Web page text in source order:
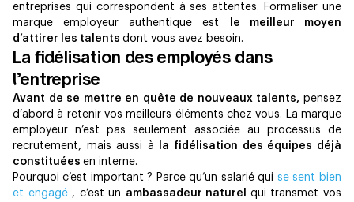
entreprises qui correspondent à ses attentes. Formaliser une
marque employeur authentique est
le meilleur moyen
d’attirer les talents dont vous avez besoin.
La fidélisation des employés dans
l’entreprise
Avant de se mettre en quête de nouveaux talents, pensez
d’abord à retenir vos meilleurs éléments chez vous. La marque
employeur n’est pas seulement associée au processus de
recrutement, mais aussi à
la fidélisation des équipes déjà
constituées en interne.
Pourquoi c’est important ? Parce qu’un salarié qui se sent bien
et engagé , c’est un ambassadeur naturel qui transmet vos